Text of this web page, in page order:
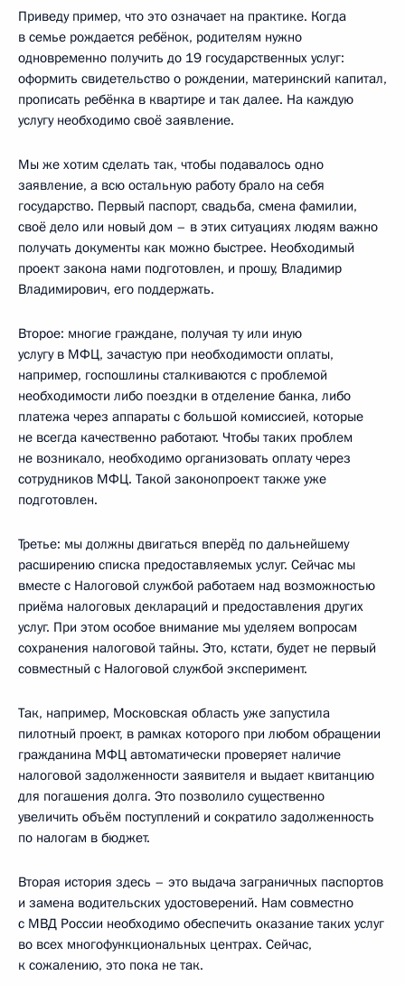
Приведу пример, что это означает на практике. Когда
в семье рождается ребёнок, родителям нужно
одновременно получить до 19 государственных услуг:
оформить свидетельство о рождении, материнский капитал,
прописать ребёнка в квартире и так далее. На каждую
услугу необходимо своё заявление.
Мы же хотим сделать так, чтобы подавалось одно
заявление, а всю остальную работу брало на себя
государство. Первый паспорт, свадьба, смена фамилии,
своё дело или новый дом – в этих ситуациях людям важно
получать документы как можно быстрее. Необходимый
проект закона нами подготовлен, и прошу, Владимир
Владимирович, его поддержать.
Второе: многие граждане, получая ту или иную
услугу в МФЦ, зачастую при необходимости оплаты,
например, госпошлины сталкиваются с проблемой
необходимости либо поездки в отделение банка, либо
платежа через аппараты с большой комиссией, которые
не всегда качественно работают. Чтобы таких проблем
не возникало, необходимо организовать оплату через
сотрудников МФЦ. Такой законопроект также уже
подготовлен.
Третье: мы должны двигаться вперёд по дальнейшему
расширению списка предоставляемых услуг. Сейчас мы
вместе с Налоговой службой работаем над возможностью
приёма налоговых деклараций и предоставления других
услуг. При этом особое внимание мы уделяем вопросам
сохранения налоговой тайны. Это, кстати, будет не первый
совместный с Налоговой службой эксперимент.
Так, например, Московская область уже запустила
пилотный проект, в рамках которого при любом обращении
гражданина МФЦ автоматически проверяет наличие
налоговой задолженности заявителя и выдает квитанцию
для погашения долга. Это позволило существенно
увеличить объём поступлений и сократило задолженность
по налогам в бюджет.
Вторая история здесь – это выдача заграничных паспортов
и замена водительских удостоверений. Нам совместно
с МВД России необходимо обеспечить оказание таких услуг
во всех многофункциональных центрах. Сейчас,
к сожалению, это пока не так.